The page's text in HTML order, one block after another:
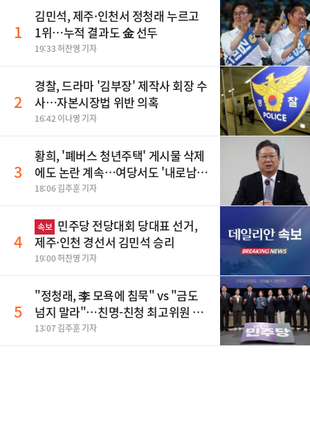
1
김민석, 제주·인천서 정청래 누르고
1위…누적 결과도 金 선두
19:33 허찬영 기자
2
경찰, 드라마 '김부장' 제작사 회장 수
사…자본시장법 위반 의혹
16:42 이나영 기자
3
황희, '폐버스 청년주택' 게시물 삭제
에도 논란 계속…여당서도 '내로남
불' 비판
18:06 김주훈 기자
4
속보 민주당 전당대회 당대표 선거,
제주·인천 경선서 김민석 승리
19:00 허찬영 기자
5
"정청래, 李 모욕에 침묵" vs "금도
넘지 말라"…친명-친청 최고위원 후
보, 제주서 격돌
13:07 김주훈 기자